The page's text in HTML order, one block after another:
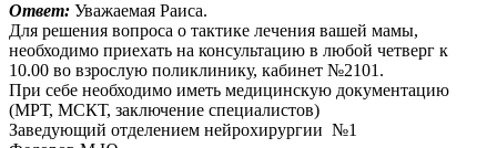
Ответ: Уважаемая Раиса.
Для решения вопроса о тактике лечения вашей мамы,
необходимо приехать на консультацию в любой четверг к
10.00 во взрослую поликлинику, кабинет №2101.
При себе необходимо иметь медицинскую документацию
(МРТ, МСКТ, заключение специалистов)
Заведующий отделением нейрохирургии №1